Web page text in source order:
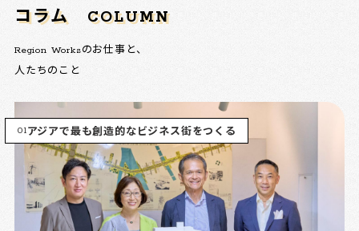
コラム COLUMN
Region Worksのお仕事と、
人たちのこと
01アジアで最も創造的なビジネス街をつくる